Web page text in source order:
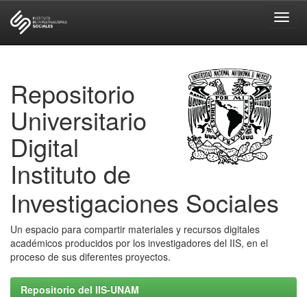
Repositorio
Universitario
Digital
Instituto de
Investigaciones Sociales
Un espacio para compartir materiales y recursos digitales
académicos producidos por los investigadores del IIS, en el
proceso de sus diferentes proyectos.
Repositorio del IIS-UNAM